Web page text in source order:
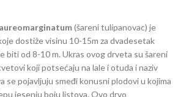
(šareni tulipanovac) je
dostiže visinu 10-15m za dvadesetak
biti od 8-10 m. Ukras ovog drveta su šareni
koji potsećaju na lale i otuda i naziv
se pojavljuju smeđi konusni plodovi u kojima
jesenju boju listova. Ovo drvo